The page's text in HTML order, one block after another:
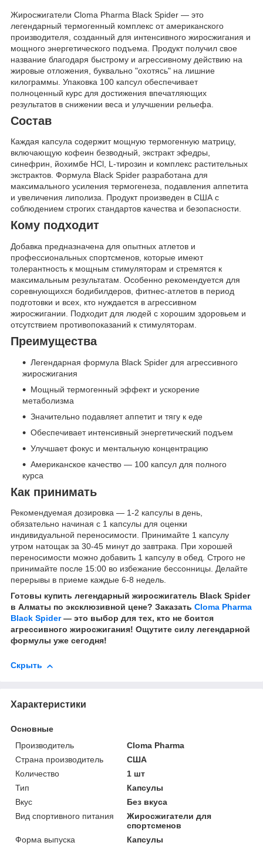
Жиросжигатели Cloma Pharma Black Spider — это
легендарный термогенный комплекс от американского
производителя, созданный для интенсивного жиросжигания и
мощного энергетического подъема. Продукт получил свое
название благодаря быстрому и агрессивному действию на
жировые отложения, буквально "охотясь" на лишние
килограммы. Упаковка 100 капсул обеспечивает
полноценный курс для достижения впечатляющих
результатов в снижении веса и улучшении рельефа.
Состав
Каждая капсула содержит мощную термогенную матрицу,
включающую кофеин безводный, экстракт эфедры,
синефрин, йохимбе HCl, L-тирозин и комплекс растительных
экстрактов. Формула Black Spider разработана для
максимального усиления термогенеза, подавления аппетита
и увеличения липолиза. Продукт произведен в США с
соблюдением строгих стандартов качества и безопасности.
Кому подходит
Добавка предназначена для опытных атлетов и
профессиональных спортсменов, которые имеют
толерантность к мощным стимуляторам и стремятся к
максимальным результатам. Особенно рекомендуется для
соревнующихся бодибилдеров, фитнес-атлетов в период
подготовки и всех, кто нуждается в агрессивном
жиросжигании. Подходит для людей с хорошим здоровьем и
отсутствием противопоказаний к стимуляторам.
Преимущества
Легендарная формула Black Spider для агрессивного
жиросжигания
Мощный термогенный эффект и ускорение
метаболизма
Значительно подавляет аппетит и тягу к еде
Обеспечивает интенсивный энергетический подъем
Улучшает фокус и ментальную концентрацию
Американское качество — 100 капсул для полного
курса
Как принимать
Рекомендуемая дозировка — 1-2 капсулы в день,
обязательно начиная с 1 капсулы для оценки
индивидуальной переносимости. Принимайте 1 капсулу
утром натощак за 30-45 минут до завтрака. При хорошей
переносимости можно добавить 1 капсулу в обед. Строго не
принимайте после 15:00 во избежание бессонницы. Делайте
перерывы в приеме каждые 6-8 недель.
Готовы купить легендарный жиросжигатель Black Spider
в Алматы по эксклюзивной цене? Заказать Cloma Pharma
Black Spider— это выбор для тех, кто не боится
агрессивного жиросжигания! Ощутите силу легендарной
формулы уже сегодня!
Скрыть
Характеристики
Основные
Производитель
Cloma Pharma
Страна производитель
США
Количество
1 шт
Тип
Капсулы
Вкус
Без вкуса
Вид спортивного питания
Жиросжигатели для
спортсменов
Форма выпуска
Капсулы